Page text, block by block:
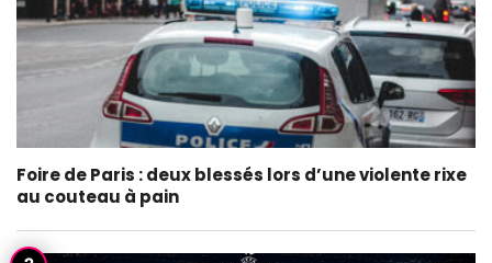
Foire de Paris : deux blessés lors d’une violente rixe
au couteau à pain